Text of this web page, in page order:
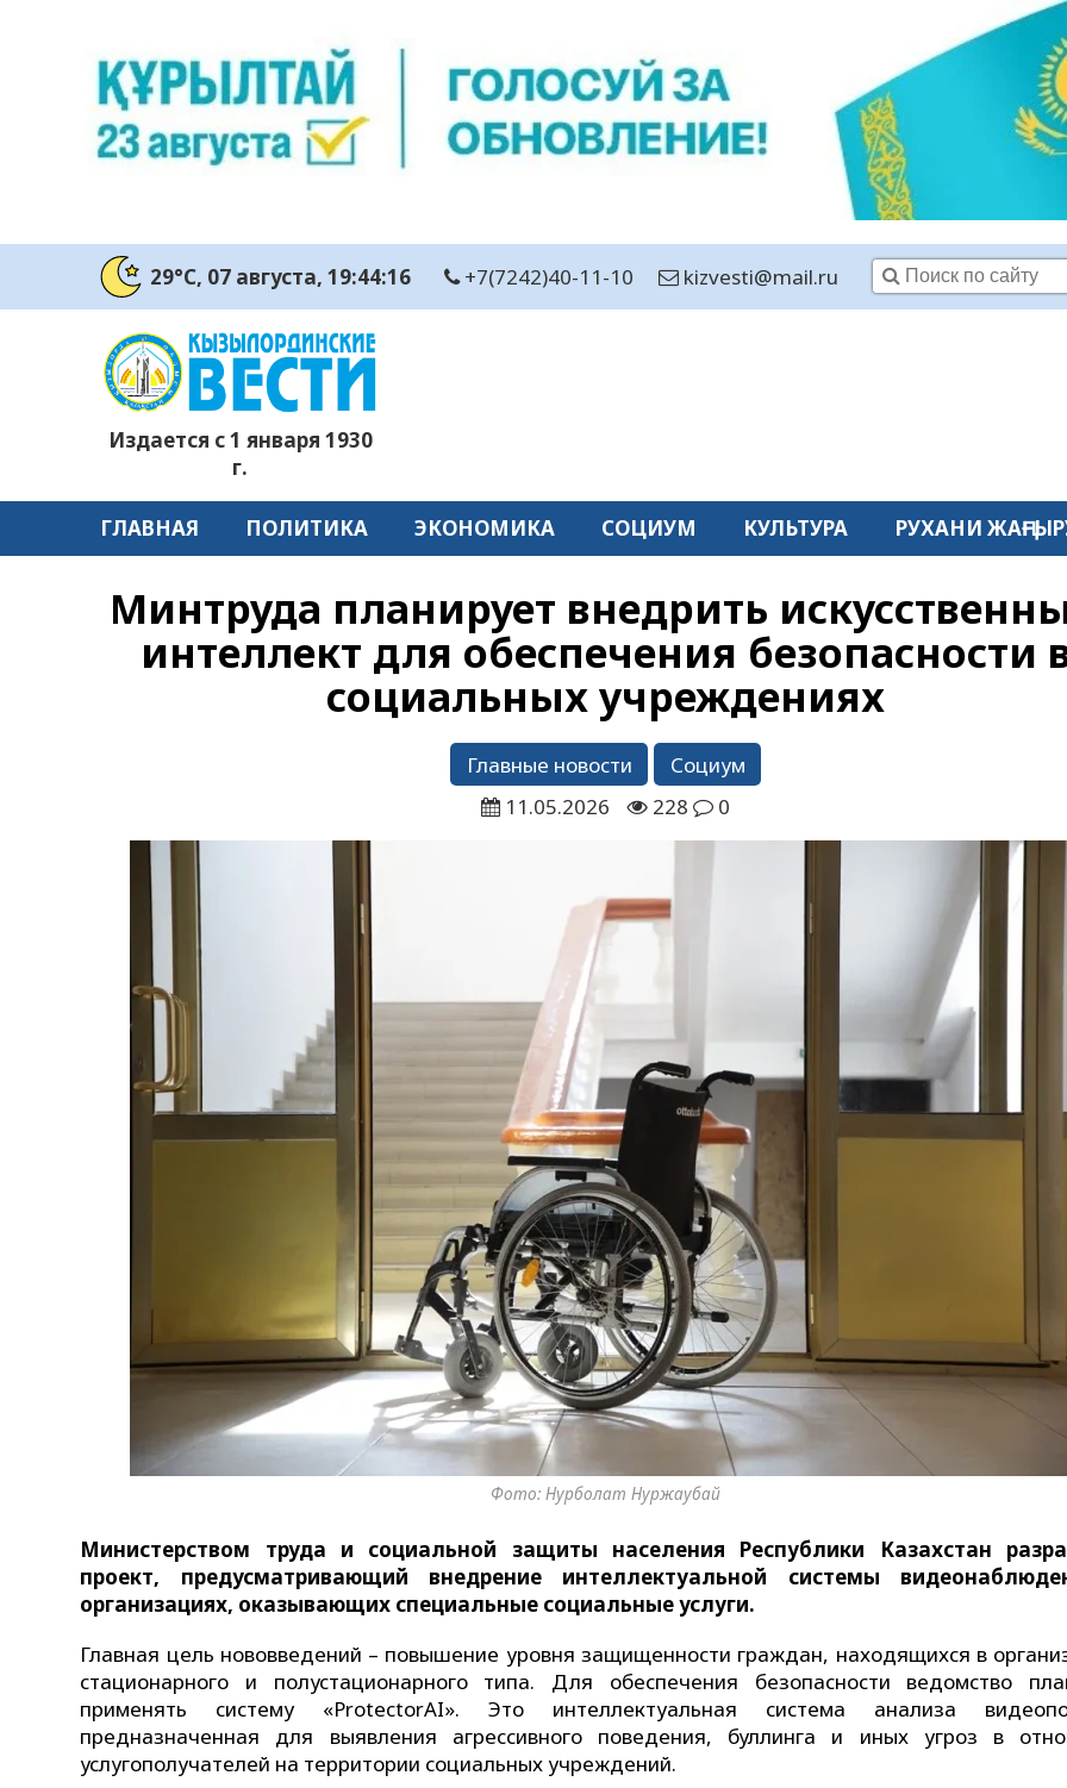
29°C, 07 августа, 19:44:17 +7(7242)40-11-10 kizvesti@mail.ru
Издается с 1 января 1930
г.
ГЛАВНАЯ ПОЛИТИКА ЭКОНОМИКА СОЦИУМ КУЛЬТУРА РУХАНИ
Минтруда планирует внедрить
интеллект для обеспечения безопасности
социальных учреждениях
Главные новости
Социум
11.05.2026
228 0
Фото: Нурболат Нуржаубай
Министерством труда и социальной защиты населения Республики Казахстан
проект, предусматривающий внедрение интеллектуальной системы
организациях, оказывающих специальные социальные услуги.
Главная цель нововведений – повышение уровня защищенности граждан, находящихся в
стационарного и полустационарного типа. Для обеспечения безопасности ведомство
применять систему «ProtectorAI». Это интеллектуальная система анализа
предназначенная для выявления агрессивного поведения, буллинга и иных угроз в
услугополучателей на территории социальных учреждений.